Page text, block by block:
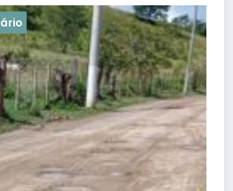
Atenção! Informe Diário